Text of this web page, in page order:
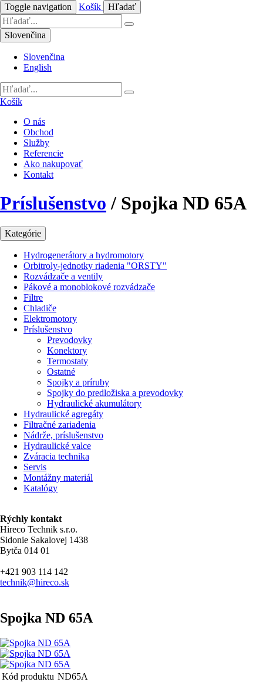
Toggle navigation Košík Hľadať
Slovenčina
Slovenčina
English
Košík
O nás
Obchod
Služby
Referencie
Ako nakupovať
Kontakt
Príslušenstvo / Spojka ND 65A
Kategórie
Hydrogenerátory a hydromotory
Orbitroly-jednotky riadenia "ORSTY"
Rozvádzače a ventily
Pákové a monoblokové rozvádzače
Filtre
Chladiče
Elektromotory
Príslušenstvo
Prevodovky
Konektory
Termostaty
Ostatné
Spojky a príruby
Spojky do predložiska a prevodovky
Hydraulické akumulátory
Hydraulické agregáty
Filtračné zariadenia
Nádrže, príslušenstvo
Hydraulické valce
Zváracia technika
Servis
Montážny materiál
Katalógy
Rýchly kontakt
Hireco Technik s.r.o.
Sidonie Sakalovej 1438
Bytča 014 01
+421 903 114 142
technik@hireco.sk
Spojka ND 65A
Kód produktu ND65A